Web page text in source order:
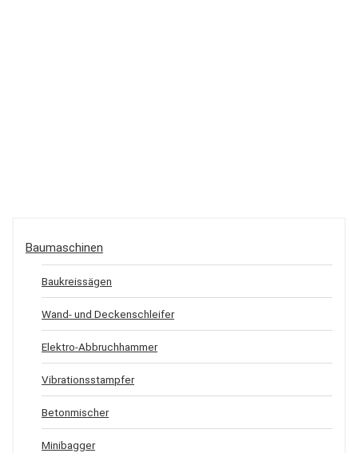
Baumaschinen
Baukreissägen
Wand- und Deckenschleifer
Elektro-Abbruchhammer
Vibrationsstampfer
Betonmischer
Minibagger